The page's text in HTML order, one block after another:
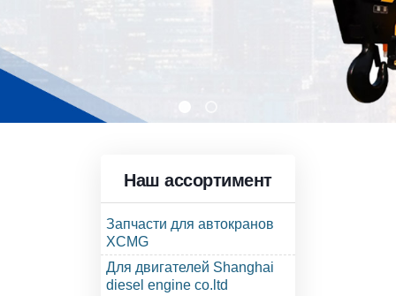
Наш ассортимент
Запчасти для автокранов
XCMG
Для двигателей Shanghai
diesel engine co.ltd